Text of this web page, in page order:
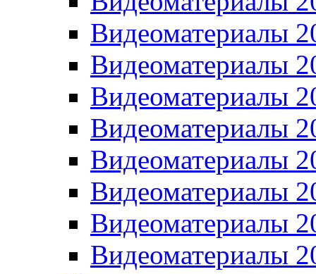
Видеоматериалы
Видеоматериалы
Видеоматериалы
Видеоматериалы
Видеоматериалы
Видеоматериалы
Видеоматериалы
Видеоматериалы